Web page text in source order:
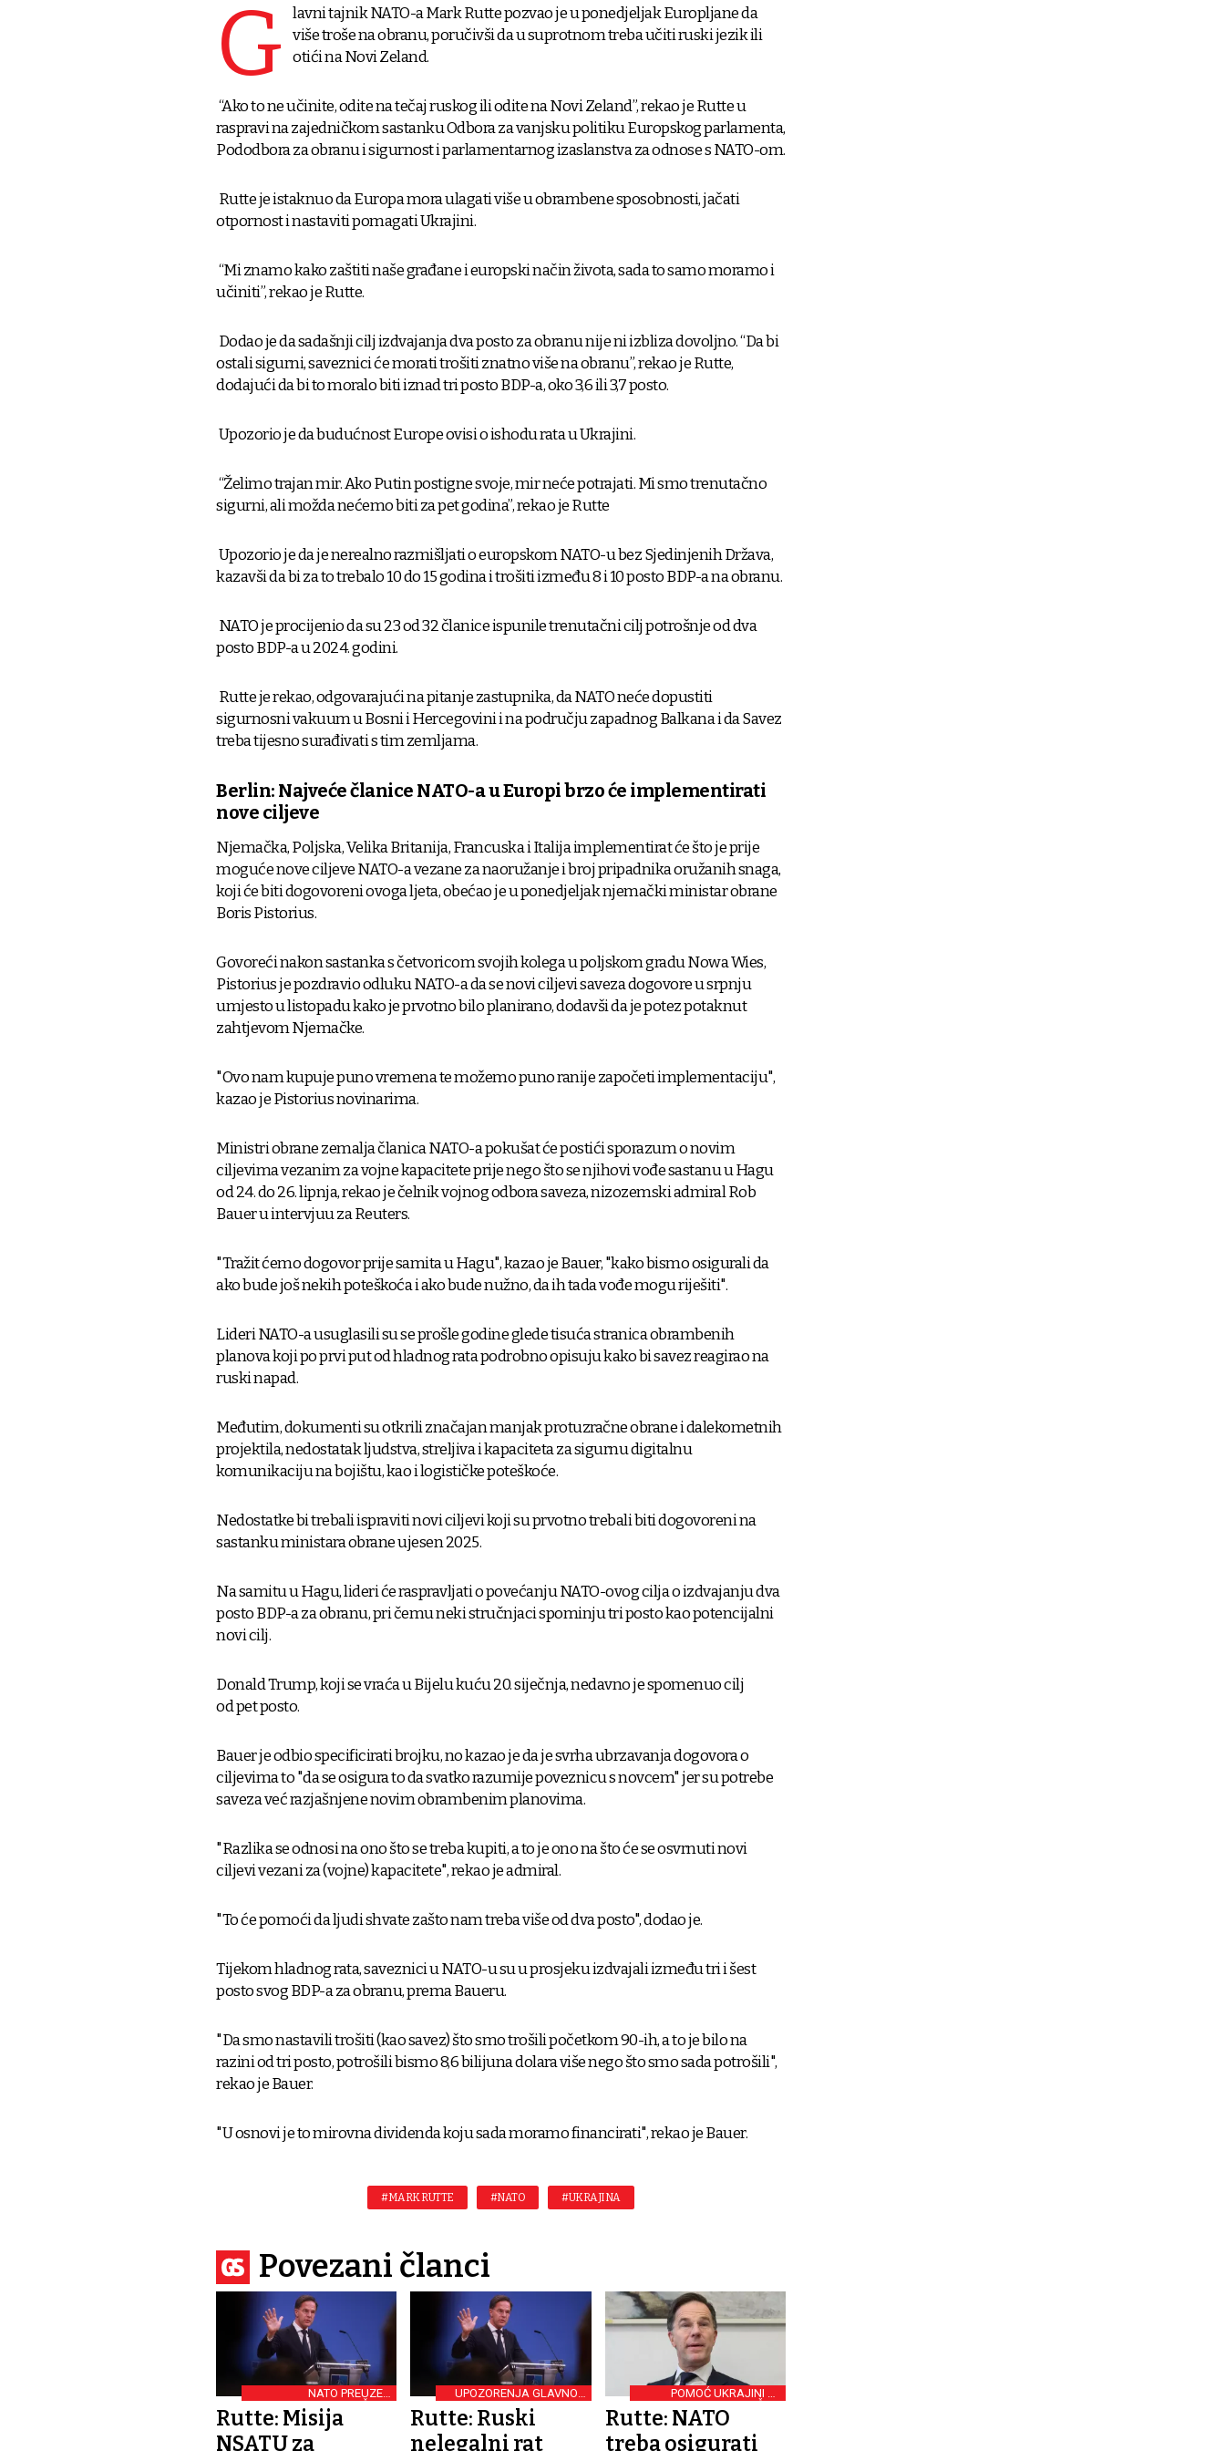
G
lavni tajnik NATO-a Mark Rutte pozvao je u ponedjeljak Europljane da
više troše na obranu, poručivši da u suprotnom treba učiti ruski jezik ili
otići na Novi Zeland.
“Ako to ne učinite, odite na tečaj ruskog ili odite na Novi Zeland”, rekao je Rutte u
raspravi na zajedničkom sastanku Odbora za vanjsku politiku Europskog parlamenta,
Pododbora za obranu i sigurnost i parlamentarnog izaslanstva za odnose s NATO-om.
Rutte je istaknuo da Europa mora ulagati više u obrambene sposobnosti, jačati
otpornost i nastaviti pomagati Ukrajini.
“Mi znamo kako zaštiti naše građane i europski način života, sada to samo moramo i
učiniti”, rekao je Rutte.
Dodao je da sadašnji cilj izdvajanja dva posto za obranu nije ni izbliza dovoljno. “Da bi
ostali sigurni, saveznici će morati trošiti znatno više na obranu”, rekao je Rutte,
dodajući da bi to moralo biti iznad tri posto BDP-a, oko 3,6 ili 3,7 posto.
Upozorio je da budućnost Europe ovisi o ishodu rata u Ukrajini.
“Želimo trajan mir. Ako Putin postigne svoje, mir neće potrajati. Mi smo trenutačno
sigurni, ali možda nećemo biti za pet godina”, rekao je Rutte
Upozorio je da je nerealno razmišljati o europskom NATO-u bez Sjedinjenih Država,
kazavši da bi za to trebalo 10 do 15 godina i trošiti između 8 i 10 posto BDP-a na obranu.
NATO je procijenio da su 23 od 32 članice ispunile trenutačni cilj potrošnje od dva
posto BDP-a u 2024. godini.
Rutte je rekao, odgovarajući na pitanje zastupnika, da NATO neće dopustiti
sigurnosni vakuum u Bosni i Hercegovini i na području zapadnog Balkana i da Savez
treba tijesno surađivati s tim zemljama.
Berlin: Najveće članice NATO-a u Europi brzo će implementirati
nove ciljeve
Njemačka, Poljska, Velika Britanija, Francuska i Italija implementirat će što je prije
moguće nove ciljeve NATO-a vezane za naoružanje i broj pripadnika oružanih snaga,
koji će biti dogovoreni ovoga ljeta, obećao je u ponedjeljak njemački ministar obrane
Boris Pistorius.
Govoreći nakon sastanka s četvoricom svojih kolega u poljskom gradu Nowa Wies,
Pistorius je pozdravio odluku NATO-a da se novi ciljevi saveza dogovore u srpnju
umjesto u listopadu kako je prvotno bilo planirano, dodavši da je potez potaknut
zahtjevom Njemačke.
"Ovo nam kupuje puno vremena te možemo puno ranije započeti implementaciju",
kazao je Pistorius novinarima.
Ministri obrane zemalja članica NATO-a pokušat će postići sporazum o novim
ciljevima vezanim za vojne kapacitete prije nego što se njihovi vođe sastanu u Hagu
od 24. do 26. lipnja, rekao je čelnik vojnog odbora saveza, nizozemski admiral Rob
Bauer u intervjuu za Reuters.
"Tražit ćemo dogovor prije samita u Hagu", kazao je Bauer, "kako bismo osigurali da
ako bude još nekih poteškoća i ako bude nužno, da ih tada vođe mogu riješiti".
Lideri NATO-a usuglasili su se prošle godine glede tisuća stranica obrambenih
planova koji po prvi put od hladnog rata podrobno opisuju kako bi savez reagirao na
ruski napad.
Međutim, dokumenti su otkrili značajan manjak protuzračne obrane i dalekometnih
projektila, nedostatak ljudstva, streljiva i kapaciteta za sigurnu digitalnu
komunikaciju na bojištu, kao i logističke poteškoće.
Nedostatke bi trebali ispraviti novi ciljevi koji su prvotno trebali biti dogovoreni na
sastanku ministara obrane ujesen 2025.
Na samitu u Hagu, lideri će raspravljati o povećanju NATO-ovog cilja o izdvajanju dva
posto BDP-a za obranu, pri čemu neki stručnjaci spominju tri posto kao potencijalni
novi cilj.
Donald Trump, koji se vraća u Bijelu kuću 20. siječnja, nedavno je spomenuo cilj
od pet posto.
Bauer je odbio specificirati brojku, no kazao je da je svrha ubrzavanja dogovora o
ciljevima to "da se osigura to da svatko razumije poveznicu s novcem" jer su potrebe
saveza već razjašnjene novim obrambenim planovima.
"Razlika se odnosi na ono što se treba kupiti, a to je ono na što će se osvrnuti novi
ciljevi vezani za (vojne) kapacitete", rekao je admiral.
"To će pomoći da ljudi shvate zašto nam treba više od dva posto", dodao je.
Tijekom hladnog rata, saveznici u NATO-u su u prosjeku izdvajali između tri i šest
posto svog BDP-a za obranu, prema Baueru.
"Da smo nastavili trošiti (kao savez) što smo trošili početkom 90-ih, a to je bilo na
razini od tri posto, potrošili bismo 8,6 bilijuna dolara više nego što smo sada potrošili",
rekao je Bauer.
"U osnovi je to mirovna dividenda koju sada moramo financirati", rekao je Bauer.
#MARK RUTTE #NATO #UKRAJINA
Povezani članci
NATO PREUZEO
ZAPOVJEDNIŠTVO
Rutte: Misija
NSATU za
UPOZORENJA GLAVNOG
TAJNIKA NATO-A
Rutte: Ruski
nelegalni rat
POMOĆ UKRAJINI JE
KLJUČNA
Rutte: NATO
treba osigurati